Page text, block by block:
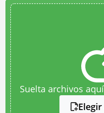
Suelta archivos